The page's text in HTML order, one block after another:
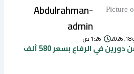
Abdulrahman-
admin
1:26 ص
في الرفاع بسعر 580 ألف